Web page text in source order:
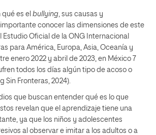
es el bullying , sus causas y
conocer las dimensiones de este
Estudio Oficial de la ONG Internacional
para América, Europa, Asia, Oceanía y
enero 2022 y abril de 2023, en México 7
todos los días algún tipo de acoso o
Sin Fronteras, 2024).
que buscan entender qué es lo que
revelan que el aprendizaje tiene una
ya que los niños y adolescentes
al observar e imitar a los adultos o a